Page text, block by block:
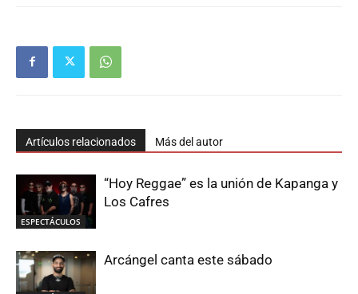
Artículos relacionados Más del autor
ESPECTÁCULOS
“Hoy Reggae” es la unión de Kapanga y
Los Cafres
Arcángel canta este sábado